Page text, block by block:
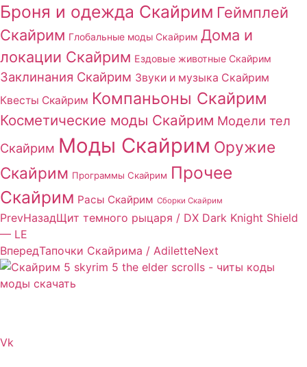
Броня и одежда Скайрим Геймплей
Скайрим Глобальные моды Скайрим Дома и
локации Скайрим Ездовые животные Скайрим
Заклинания Скайрим Звуки и музыка Скайрим
Квесты Скайрим Компаньоны Скайрим
Косметические моды Скайрим Модели тел
Скайрим Моды Скайрим Оружие
Скайрим Программы Скайрим Прочее
Скайрим Расы Скайрим Сборки Скайрим
PrevНазадЩит темного рыцаря / DX Dark Knight Shield
— LE
ВпередТапочки Скайрима / AdiletteNext
Vk